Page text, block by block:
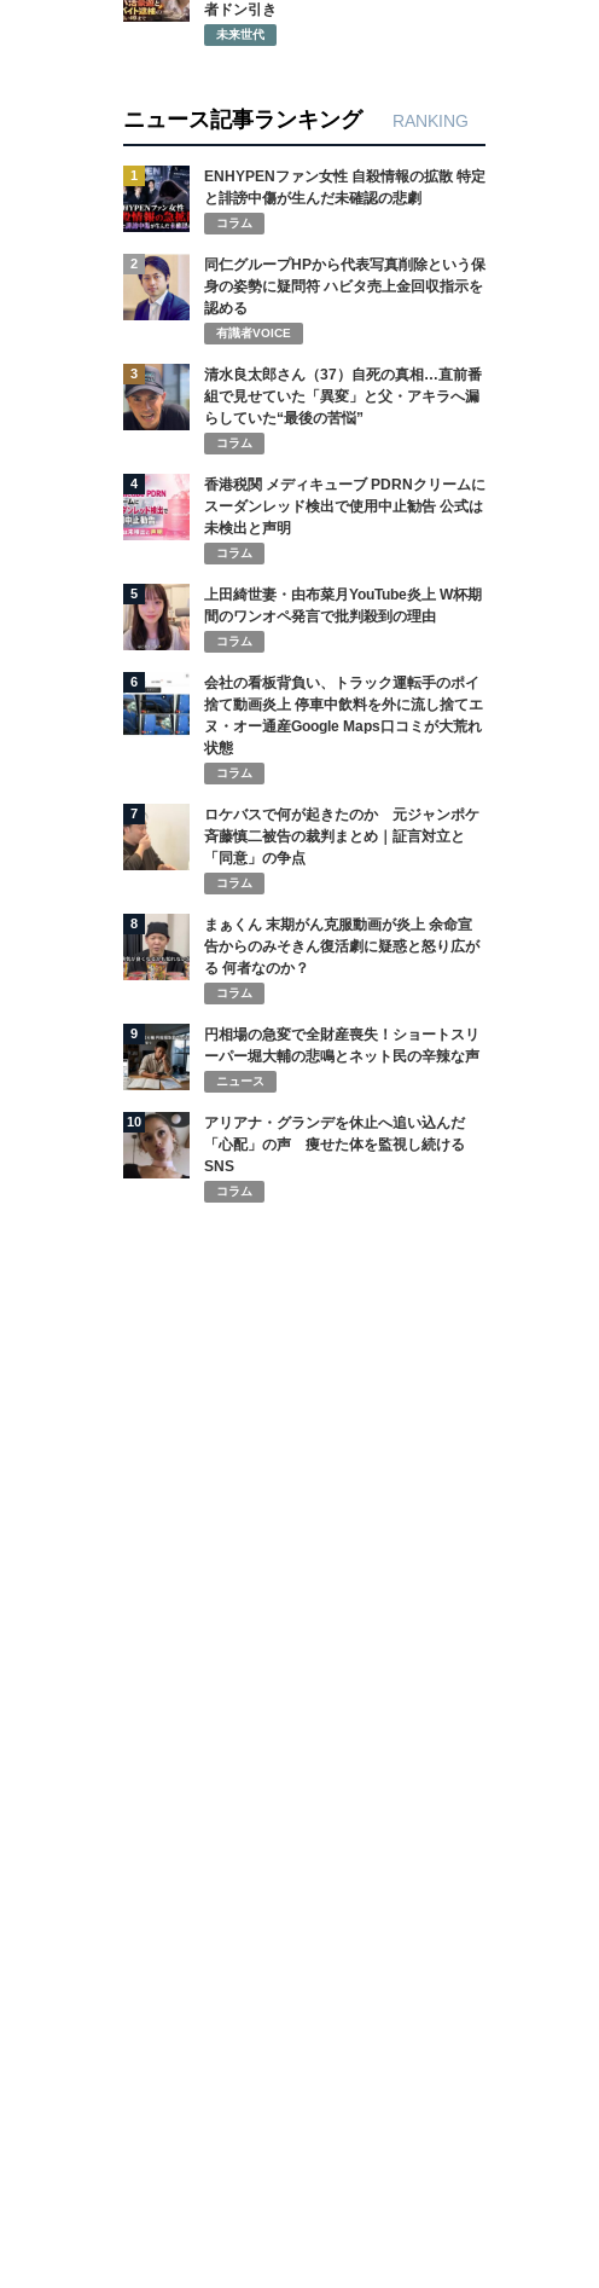
者ドン引き
未来世代
ニュース記事ランキング RANKING
1
ENHYPENファン女性 自殺情報の拡散 特定
と誹謗中傷が生んだ未確認の悲劇
コラム
2
同仁グループHPから代表写真削除という保
身の姿勢に疑問符 ハビタ売上金回収指示を
認める
有識者VOICE
3
清水良太郎さん（37）自死の真相…直前番
組で見せていた「異変」と父・アキラへ漏
らしていた“最後の苦悩”
コラム
4
香港税関 メディキューブ PDRNクリームに
スーダンレッド検出で使用中止勧告 公式は
未検出と声明
コラム
5
上田綺世妻・由布菜月YouTube炎上 W杯期
間のワンオペ発言で批判殺到の理由
コラム
6
会社の看板背負い、トラック運転手のポイ
捨て動画炎上 停車中飲料を外に流し捨てエ
ヌ・オー通産Google Maps口コミが大荒れ
状態
コラム
7
ロケバスで何が起きたのか 元ジャンポケ
斉藤慎二被告の裁判まとめ｜証言対立と
「同意」の争点
コラム
8
まぁくん 末期がん克服動画が炎上 余命宣
告からのみそきん復活劇に疑惑と怒り広が
る 何者なのか？
コラム
9
円相場の急変で全財産喪失！ショートスリ
ーパー堀大輔の悲鳴とネット民の辛辣な声
ニュース
10
アリアナ・グランデを休止へ追い込んだ
「心配」の声 痩せた体を監視し続ける
SNS
コラム